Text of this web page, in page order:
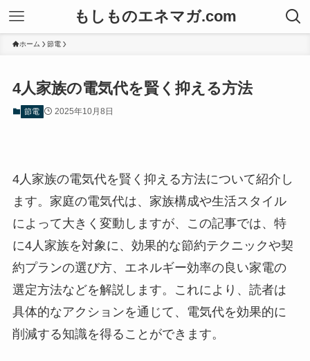
もしものエネマガ.com
ホーム 節電
4人家族の電気代を賢く抑える方法
節電 2025年10月8日
4人家族の電気代を賢く抑える方法について紹介し
ます。家庭の電気代は、家族構成や生活スタイル
によって大きく変動しますが、この記事では、特
に4人家族を対象に、効果的な節約テクニックや契
約プランの選び方、エネルギー効率の良い家電の
選定方法などを解説します。これにより、読者は
具体的なアクションを通じて、電気代を効果的に
削減する知識を得ることができます。